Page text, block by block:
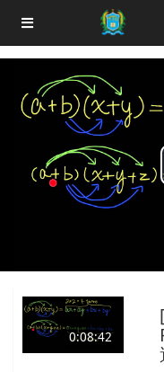
0:08:42